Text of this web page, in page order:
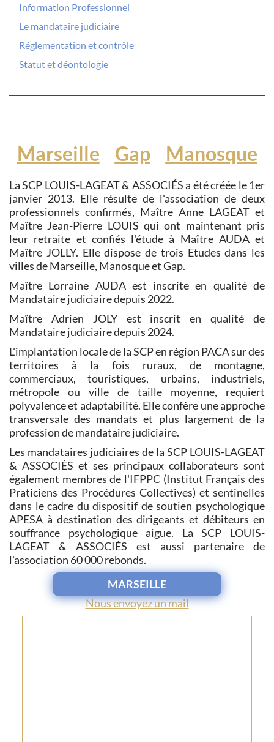
Information Professionnel
Le mandataire judiciaire
Réglementation et contrôle
Statut et déontologie
Marseille Gap Manosque
La SCP LOUIS-LAGEAT & ASSOCIÉS a été créée le 1er
janvier 2013. Elle résulte de l'association de deux
professionnels confirmés, Maître Anne LAGEAT et
Maître Jean-Pierre LOUIS qui ont maintenant pris
leur retraite et confiés l'étude à Maître AUDA et
Maître JOLLY. Elle dispose de trois Etudes dans les
villes de Marseille, Manosque et Gap.
Maître Lorraine AUDA est inscrite en qualité de
Mandataire judiciaire depuis 2022.
Maître Adrien JOLY est inscrit en qualité de
Mandataire judiciaire depuis 2024.
L'implantation locale de la SCP en région PACA sur des
territoires à la fois ruraux, de montagne,
commerciaux, touristiques, urbains, industriels,
métropole ou ville de taille moyenne, requiert
polyvalence et adaptabilité. Elle confère une approche
transversale des mandats et plus largement de la
profession de mandataire judiciaire.
Les mandataires judiciaires de la SCP LOUIS-LAGEAT
& ASSOCIÉS et ses principaux collaborateurs sont
également membres de l'IFPPC (Institut Français des
Praticiens des Procédures Collectives) et sentinelles
dans le cadre du dispositif de soutien psychologique
APESA à destination des dirigeants et débiteurs en
souffrance psychologique aigue. La SCP LOUIS-
LAGEAT & ASSOCIÉS est aussi partenaire de
l'association 60 000 rebonds.
MARSEILLE
Nous envoyez un mail